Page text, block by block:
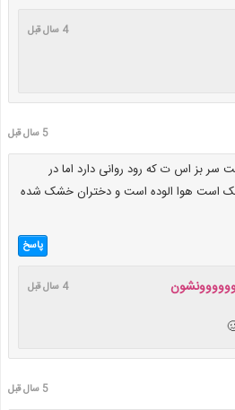
4 سال قبل
5 سال قبل
سر بز اس ت که رود روانی دارد اما در
است هوا الوده است و دختران خشک شده
پاسخ
4 سال قبل
5 سال قبل